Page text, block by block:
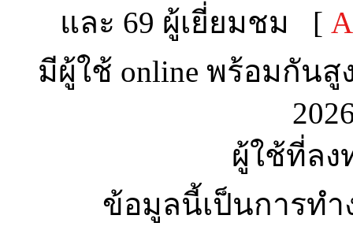
และ 69 ผู้เยี่ยมชม [
มีผู้ใช้ online พร้อมกัน
ผู้ใช้ที่ลง
ข้อมูลนี้เป็นการทำ